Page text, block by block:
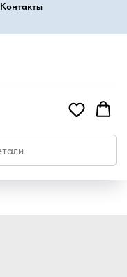
Контакты